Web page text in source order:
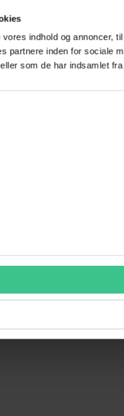
indhold og annoncer,
partnere inden for sociale
som de har indsamlet